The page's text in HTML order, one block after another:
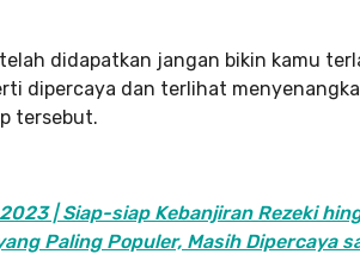
didapatkan jangan bikin kamu
dipercaya dan terlihat
tersebut.
| Siap-siap Kebanjiran Rezeki
Paling Populer, Masih Dipercaya